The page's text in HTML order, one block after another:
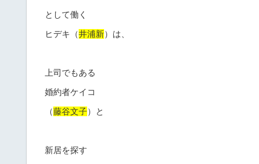
として働く
ヒデキ（井浦新）は、
上司でもある
婚約者ケイコ
（藤谷文子）と
新居を探す